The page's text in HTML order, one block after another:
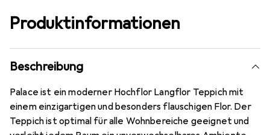
Produktinformationen
Beschreibung
Palace ist ein moderner Hochflor Langflor Teppich mit
einem einzigartigen und besonders flauschigen Flor. Der
Teppich ist optimal für alle Wohnbereiche geeignet und